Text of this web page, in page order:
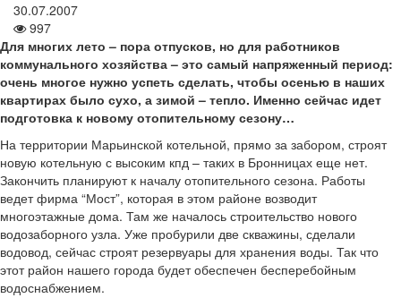
30.07.2007
997
Для многих лето – пора отпусков, но для работников
коммунального хозяйства – это самый напряженный период:
очень многое нужно успеть сделать, чтобы осенью в наших
квартирах было сухо, а зимой – тепло. Именно сейчас идет
подготовка к новому отопительному сезону…
На территории Марьинской котельной, прямо за забором, строят
новую котельную с высоким кпд – таких в Бронницах еще нет.
Закончить планируют к началу отопительного сезона. Работы
ведет фирма “Мост”, которая в этом районе возводит
многоэтажные дома. Там же началось строительство нового
водозаборного узла. Уже пробурили две скважины, сделали
водовод, сейчас строят резервуары для хранения воды. Так что
этот район нашего города будет обеспечен бесперебойным
водоснабжением.